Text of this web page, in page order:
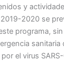
y
2020 se
programa,
sanitaria
el virus